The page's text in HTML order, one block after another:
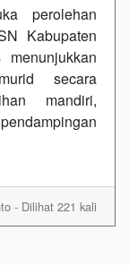
perolehan
Kabupaten
secara
mandiri,
- Dilihat 221 kali